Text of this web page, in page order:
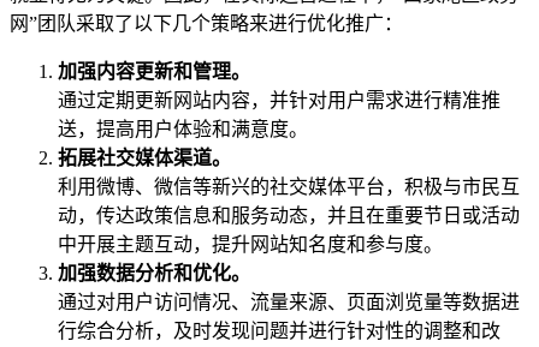
网”团队采取了以下几个策略来进行优化推广：
加强内容更新和管理。
通过定期更新网站内容，并针对用户需求进行精准推
送，提高用户体验和满意度。
拓展社交媒体渠道。
利用微博、微信等新兴的社交媒体平台，积极与市民互
动，传达政策信息和服务动态，并且在重要节日或活动
中开展主题互动，提升网站知名度和参与度。
加强数据分析和优化。
通过对用户访问情况、流量来源、页面浏览量等数据进
行综合分析，及时发现问题并进行针对性的调整和改